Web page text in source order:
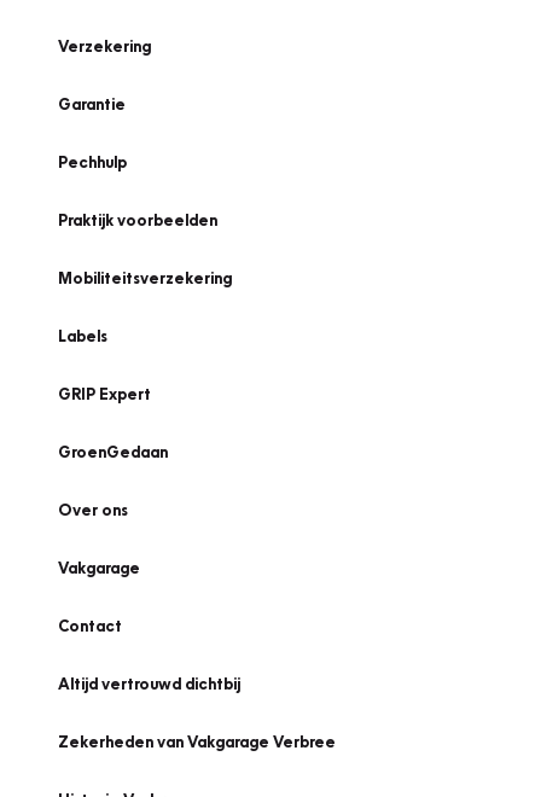
Verzekering
Garantie
Pechhulp
Praktijk voorbeelden
Mobiliteitsverzekering
Labels
GRIP Expert
GroenGedaan
Over ons
Vakgarage
Contact
Altijd vertrouwd dichtbij
Zekerheden van Vakgarage Verbree